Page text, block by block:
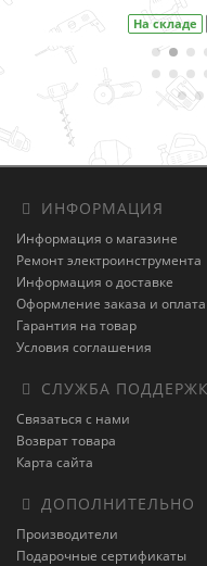
На складе Код
ИНФОРМАЦИЯ
Информация о магазине
Ремонт электроинструмента
Информация о доставке
Оформление заказа и оплата
Гарантия на товар
Условия соглашения
СЛУЖБА
Связаться с нами
Возврат товара
Карта сайта
ДОПОЛНИТЕЛЬНО
Производители
Подарочные сертификаты